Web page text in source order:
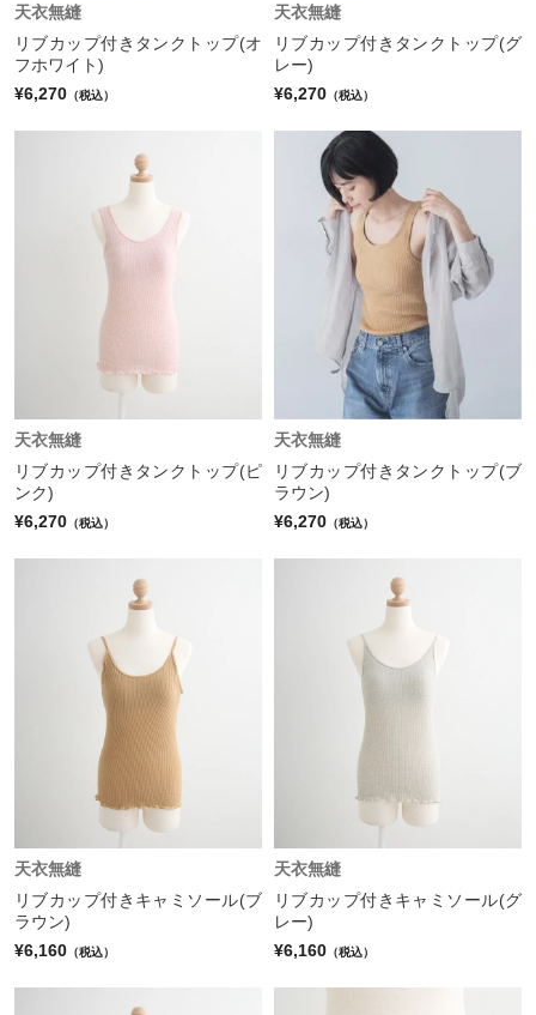
天衣無縫
リブカップ付きタンクトップ(オ
フホワイト)
¥6,270 （税込）
天衣無縫
リブカップ付きタンクトップ(グ
レー)
¥6,270 （税込）
天衣無縫
リブカップ付きタンクトップ(ピ
ンク)
¥6,270 （税込）
天衣無縫
リブカップ付きタンクトップ(ブ
ラウン)
¥6,270 （税込）
天衣無縫
リブカップ付きキャミソール(ブ
ラウン)
¥6,160 （税込）
天衣無縫
リブカップ付きキャミソール(グ
レー)
¥6,160 （税込）